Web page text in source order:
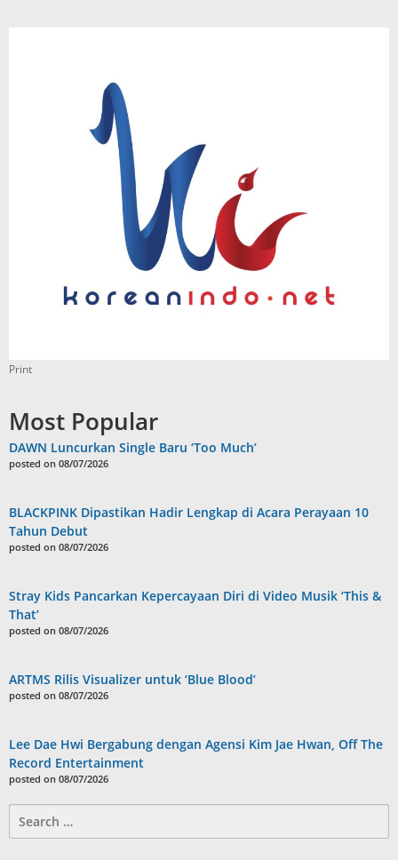
Print
Most Popular
DAWN Luncurkan Single Baru ‘Too Much’
posted on 08/07/2026
BLACKPINK Dipastikan Hadir Lengkap di Acara Perayaan 10
Tahun Debut
posted on 08/07/2026
Stray Kids Pancarkan Kepercayaan Diri di Video Musik ‘This &
That’
posted on 08/07/2026
ARTMS Rilis Visualizer untuk ‘Blue Blood’
posted on 08/07/2026
Lee Dae Hwi Bergabung dengan Agensi Kim Jae Hwan, Off The
Record Entertainment
posted on 08/07/2026
for: